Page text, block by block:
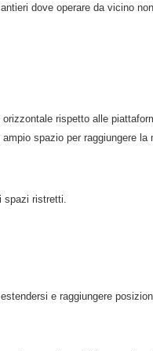
dove operare da vicino
rispetto alle
spazio per raggiungere la
spazi ristretti.
e raggiungere